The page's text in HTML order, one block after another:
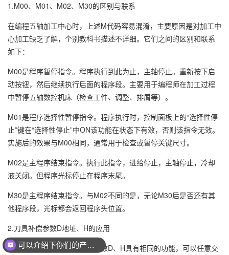
1.M00、M01、M02、M30的区别与联系
在编程五轴加工中心时，上述M代码容易混淆，主要原因是对加工中
心加工缺乏了解，个别教科书描述不详细。它们之间的区别和联系
如下：
M00是程序暂停指令。程序执行到此为止，主轴停止。重新按下启
动按钮，然后继续执行后面的程序段。主要用于编程师在加工过程
中暂停五轴数控机床（检查工件、调整、排屑等）。
M01是程序选择性暂停指令。程序执行时，控制面板上的“选择性停
止”键在“选择性停止”中ON该功能在状态下有效，否则该指令无效。
实施后的效果与M00相同，通常用于检查或暂停关键尺寸。
M02是主程序结束指令。执行此指令，进给停止，主轴停止，冷却
液关闭。但程序光标停止在程序末尾。
M30是主程序结束指令。与M02不同的是，无论M30后是否还有其
他程序段，光标都会返回程序头位置。
2.刀具补偿参数D地址、H的应用
五轴数控系统中的刀具补偿参数D、H具有相同的功能，可以任意交
可以介绍下你们的产品么？